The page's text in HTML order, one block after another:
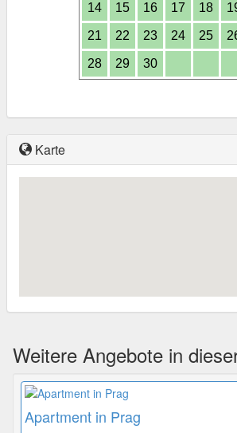
14 15 16 17 18
21 22 23 24 25
28 29 30
Karte
Weitere Angebote in
Apartment in Prag